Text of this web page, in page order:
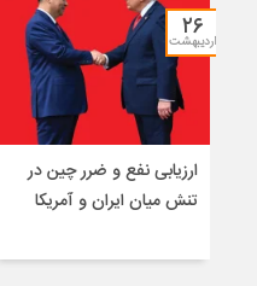
۲۶
اردیبهشت
ارزیابی نفع و ضرر چین در
تنش میان ایران و آمریکا